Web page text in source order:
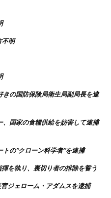
不明
きの国防保険局衛生局副局長を逮
、国家の食糧供給を妨害して逮捕
の”クローン科学者”を逮捕
を執り、裏切り者の排除を誓う
ジェローム・アダムスを逮捕